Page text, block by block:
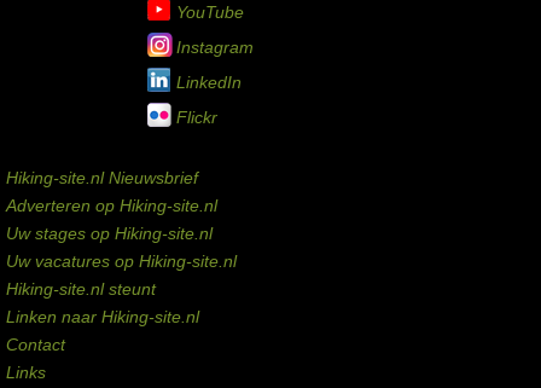
YouTube
Instagram
LinkedIn
Flickr
Hiking-site.nl Nieuwsbrief
Adverteren op Hiking-site.nl
Uw stages op Hiking-site.nl
Uw vacatures op Hiking-site.nl
Hiking-site.nl steunt
Linken naar Hiking-site.nl
Contact
Links